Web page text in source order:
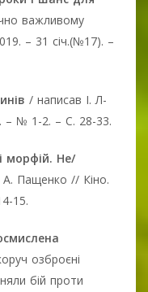
важливому
– 31 січ.(№17). –
/ написав І. Л-
– № 1-2. – С. 28-33.
морфій. Не/
Пащенко // Кіно.
15.
озброєні
бій проти